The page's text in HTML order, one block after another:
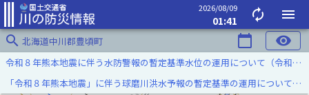
2026/08/09
01:41 autorenew
menu
search 北海道中川郡豊頃町 calendar_today visibility
令和８年熊本地震に伴う水防警報の暫定基準水位の運用について（令和８年８月７日）
「令和８年熊本地震」に伴う球磨川洪水予報の暫定基準の運用について（令和８年８月５日）